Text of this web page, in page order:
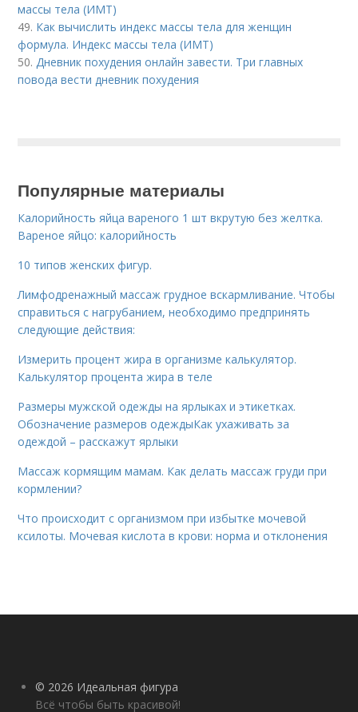
массы тела (ИМТ)
49. Как вычислить индекс массы тела для женщин
формула. Индекс массы тела (ИМТ)
50.Дневник похудения онлайн завести. Три главных
повода вести дневник похудения
Популярные материалы
Калорийность яйца вареного 1 шт вкрутую без желтка.
Вареное яйцо: калорийность
10 типов женских фигур.
Лимфодренажный массаж грудное вскармливание. Чтобы
справиться с нагрубанием, необходимо предпринять
следующие действия:
Измерить процент жира в организме калькулятор.
Калькулятор процента жира в теле
Размеры мужской одежды на ярлыках и этикетках.
Обозначение размеров одеждыКак ухаживать за
одеждой – расскажут ярлыки
Массаж кормящим мамам. Как делать массаж груди при
кормлении?
Что происходит с организмом при избытке мочевой
ксилоты. Мочевая кислота в крови: норма и отклонения
© 2026 Идеальная фигура
Всё чтобы быть красивой!